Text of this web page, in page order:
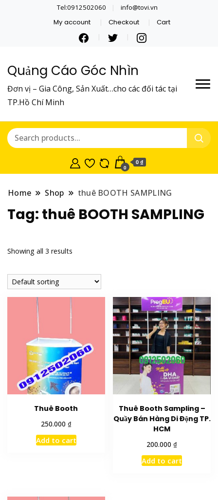
Tel:0912502060 info@tovi.vn
My account Checkout Cart
Quảng Cáo Góc Nhìn
Đơn vị – Gia Công, Sản Xuất…cho các đối tác tại
TP.Hồ Chí Minh
0
0 ₫
Home Shop thuê BOOTH SAMPLING
Tag: thuê BOOTH SAMPLING
Showing all 3 results
Thuê Booth
250.000 ₫
Add to cart
Thuê Booth Sampling –
Quầy Bán Hàng Di Động TP.
HCM
200.000 ₫
Add to cart